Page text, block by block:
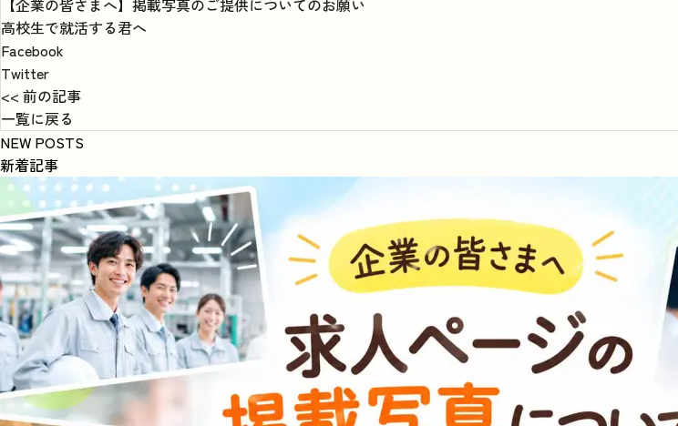
【企業の皆さまへ】掲載写真のご提供についてのお願い
高校生で就活する君へ
Facebook
Twitter
<< 前の記事
一覧に戻る
NEW POSTS
新着記事